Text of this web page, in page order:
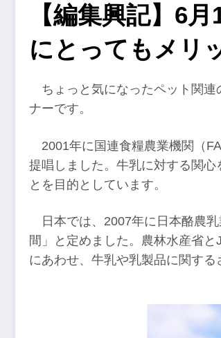
【編集興記】6
にとってもメリ
ちょっと気になったペット関
ナーです。
2001年に国連食糧農業機関（
提唱しました。牛乳に対する関
とを目的としています。
日本では、2007年に日本酪農
間」と定めました。農林水産省と
にあわせ、牛乳や乳製品に関する